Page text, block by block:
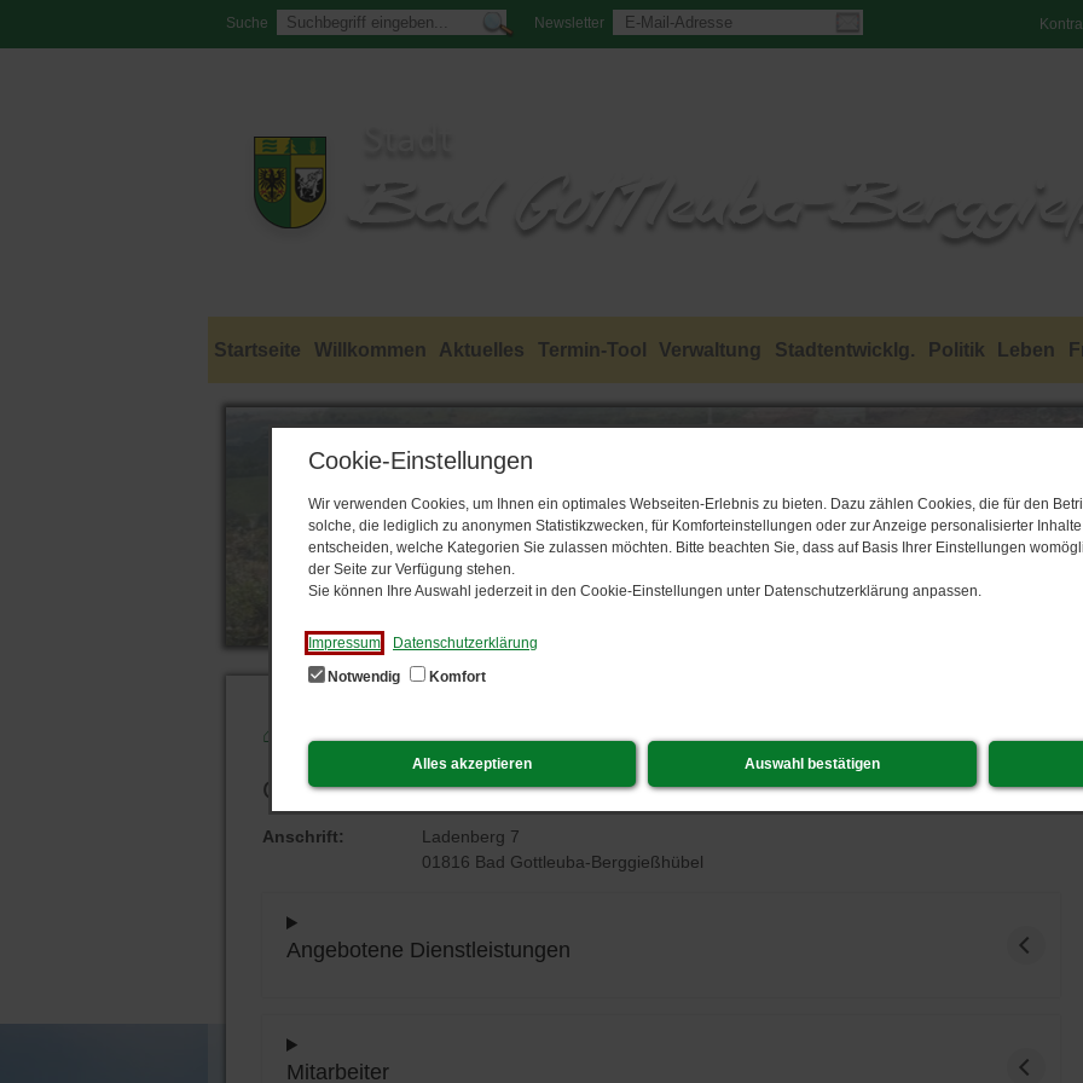
Cookie-Einstellungen
Wir verwenden Cookies, um Ihnen ein optimales Webseiten-Erlebnis zu bieten. Dazu zählen Cookies, die für den
solche, die lediglich zu anonymen Statistikzwecken, für Komforteinstellungen oder zur Anzeige personalisierter
entscheiden, welche Kategorien Sie zulassen möchten. Bitte beachten Sie, dass auf Basis Ihrer Einstellungen
der Seite zur Verfügung stehen.
Sie können Ihre Auswahl jederzeit in den Cookie-Einstellungen unter Datenschutzerklärung anpassen.
Impressum
Datenschutzerklärung
Notwendig
Komfort
Alles akzeptieren Auswahl bestätigen
Suche Newsletter
Startseite Willkommen Aktuelles Termin-Tool Verwaltung Stadtentwicklg. Politik Leben
Start Gewerbeangelegenheiten, Öffentlichkeitsarbeit
Gewerbeangelegenheiten, Öffentlichkeitsarbeit
Anschrift:
Ladenberg 7
01816 Bad Gottleuba-Berggießhübel
Angebotene Dienstleistungen
Mitarbeiter